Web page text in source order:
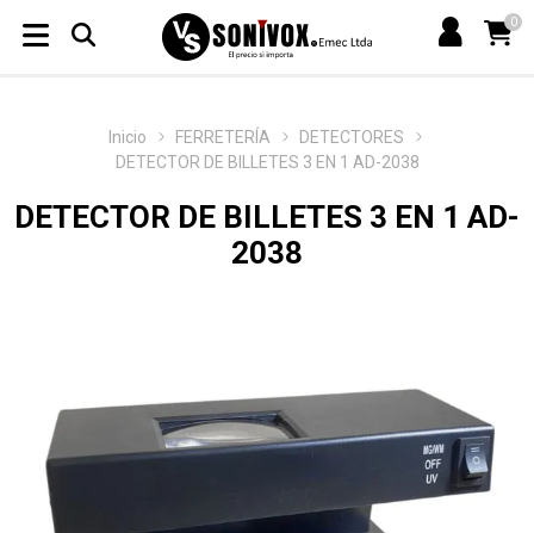
0
Inicio FERRETERÍA
DETECTORES
DETECTOR DE BILLETES 3 EN 1 AD-2038
DETECTOR DE BILLETES 3 EN 1 AD-
2038